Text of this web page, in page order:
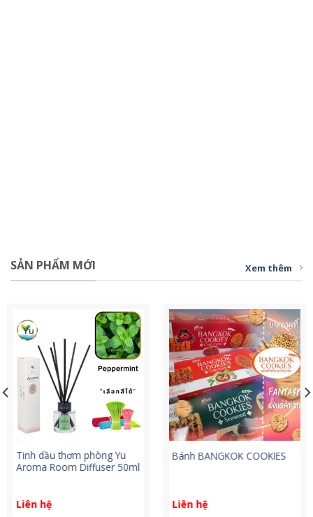
SẢN PHẨM MỚI Xem thêm
Tinh dầu thơm phòng Yu
Aroma Room Diffuser 50ml
Liên hệ
Bánh BANGKOK COOKIES
Liên hệ